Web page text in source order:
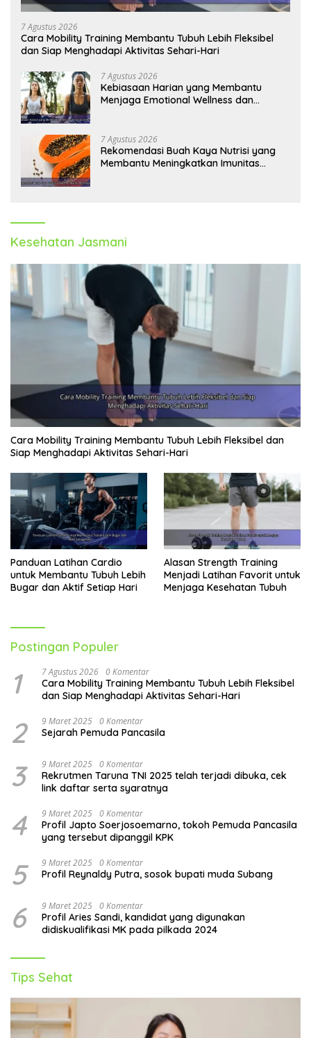
7 Agustus 2026
Cara Mobility Training Membantu Tubuh Lebih Fleksibel
dan Siap Menghadapi Aktivitas Sehari-Hari
7 Agustus 2026
Kebiasaan Harian yang Membantu
Menjaga Emotional Wellness dan
7 Agustus 2026
Rekomendasi Buah Kaya Nutrisi yang
Membantu Meningkatkan Imunitas
Kesehatan Jasmani
Cara Mobility Training Membantu Tubuh Lebih Fleksibel dan
Siap Menghadapi Aktivitas Sehari-Hari
Panduan Latihan Cardio
untuk Membantu Tubuh Lebih
Bugar dan Aktif Setiap Hari
Alasan Strength Training
Menjadi Latihan Favorit untuk
Menjaga Kesehatan Tubuh
Postingan Populer
1 7 Agustus 2026 0 Komentar
Cara Mobility Training Membantu Tubuh Lebih Fleksibel
dan Siap Menghadapi Aktivitas Sehari-Hari
2 9 Maret 2025 0 Komentar
Sejarah Pemuda Pancasila
3 9 Maret 2025 0 Komentar
Rekrutmen Taruna TNI 2025 telah terjadi dibuka, cek
link daftar serta syaratnya
4 9 Maret 2025 0 Komentar
Profil Japto Soerjosoemarno, tokoh Pemuda Pancasila
yang tersebut dipanggil KPK
5 9 Maret 2025 0 Komentar
Profil Reynaldy Putra, sosok bupati muda Subang
6 9 Maret 2025 0 Komentar
Profil Aries Sandi, kandidat yang digunakan
didiskualifikasi MK pada pilkada 2024
Tips Sehat